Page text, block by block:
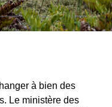
à bien des
Le ministère des